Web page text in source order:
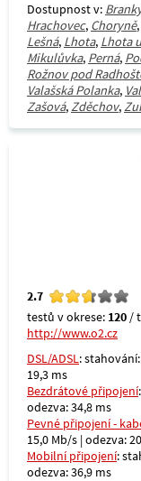
Dostupnost v:
Hrachovec, Choryně,
Lešná, Lhota, Lhota
Mikulůvka, Perná,
Rožnov pod
Valašská Polanka,
Zašová,Zděchov,
2.7
testů v okrese: 120 /
http://www.o2.cz
DSL/ADSL:
19,3 ms
Bezdrátové připojení
odezva: 34,8 ms
Pevné připojení -
15,0 Mb/s | odezva:
Mobilní připojení:
odezva: 36,9 ms